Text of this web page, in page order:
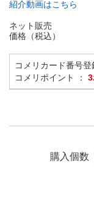
紹介動画はこちら
ネット販売
価格（税込）
コメリカード番号
コメリポイント ：
購入個数